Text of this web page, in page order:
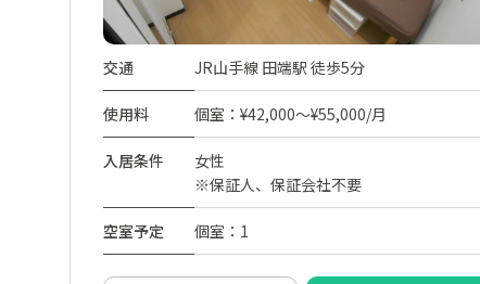
交通 JR山手線 田端駅 徒歩5分
使用料 個室：¥42,000～¥55,000/月
入居条件
女性
※保証人、保証会社不要
空室予定 個室：1